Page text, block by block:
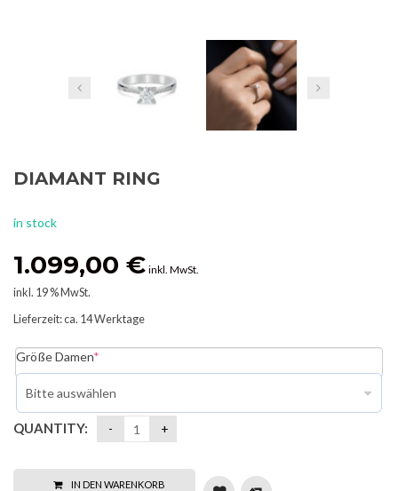
DIAMANT RING
in stock
1.099,00 € inkl. MwSt.
inkl. 19 % MwSt.
Lieferzeit:ca. 14 Werktage
Größe Damen*
QUANTITY:
IN DEN WARENKORB